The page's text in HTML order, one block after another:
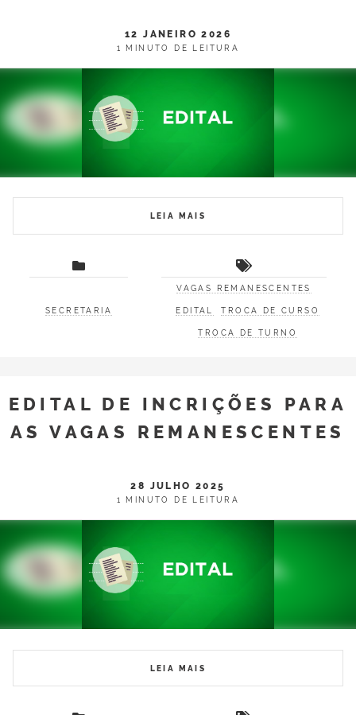
12 JANEIRO 2026
1 MINUTO DE LEITURA
LEIA MAIS
SECRETARIA
VAGAS REMANESCENTES
EDITAL TROCA DE CURSO
TROCA DE TURNO
EDITAL DE INCRIÇÕES PARA
AS VAGAS REMANESCENTES
28 JULHO 2025
1 MINUTO DE LEITURA
LEIA MAIS